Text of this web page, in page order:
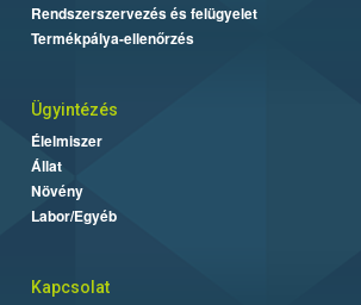
Rendszerszervezés és felügyelet
Termékpálya-ellenőrzés
Ügyintézés
Élelmiszer
Állat
Növény
Labor/Egyéb
Kapcsolat